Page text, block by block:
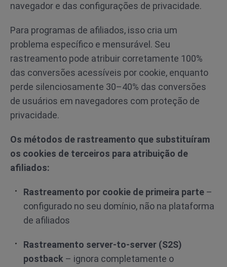
navegador e das configurações de privacidade.
Para programas de afiliados, isso cria um
problema específico e mensurável. Seu
rastreamento pode atribuir corretamente 100%
das conversões acessíveis por cookie, enquanto
perde silenciosamente 30–40% das conversões
de usuários em navegadores com proteção de
privacidade.
Os métodos de rastreamento que substituíram
os cookies de terceiros para atribuição de
afiliados:
Rastreamento por cookie de primeira parte –
configurado no seu domínio, não na plataforma
de afiliados
Rastreamento server-to-server (S2S)
postback – ignora completamente o